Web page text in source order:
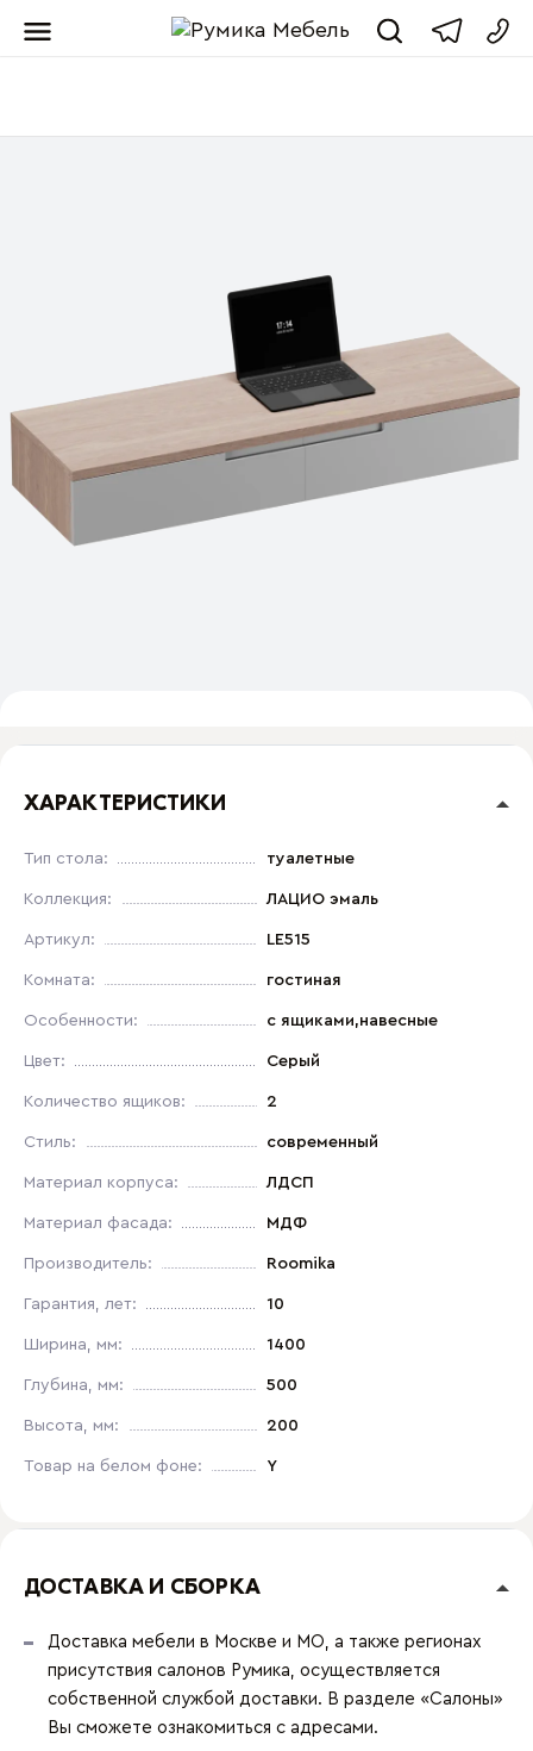
Мебель от
ХАРАКТЕРИСТИКИ
Тип стола: туалетные
Коллекция: ЛАЦИО эмаль
Артикул: LE515
Комната: гостиная
Особенности: с ящиками,навесные
Цвет: Серый
Количество ящиков: 2
Стиль: современный
Материал корпуса: ЛДСП
Материал фасада: МДФ
Производитель: Roomika
Гарантия, лет: 10
Ширина, мм: 1400
Глубина, мм: 500
Высота, мм: 200
Товар на белом фоне: Y
ДОСТАВКА И СБОРКА
Доставка мебели в Москве и МО, а также регионах
присутствия салонов Румика, осуществляется
собственной службой доставки. В разделе «Салоны»
Вы сможете ознакомиться с адресами.